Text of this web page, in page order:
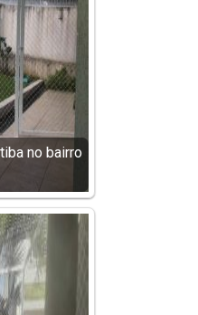
no bairro